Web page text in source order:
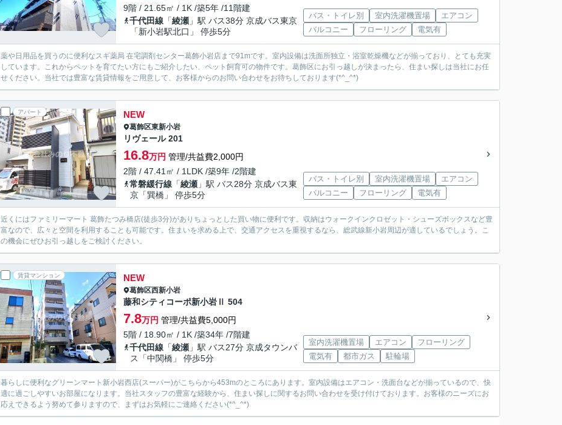
9階 / 21.65㎡ / 1K /築5年 /11階建
千代田線 「綾瀬 」駅 バス38分 京成バス東京
「新小岩駅北口」 停歩5分
バス・トイレ別 室内洗濯機置場
エアコン
バルコニー
フローリング 電気有
薬や日用品を買うのに便利なスギ薬局 在宅調剤センター葛飾小岩店まで91mです。室内設備は洗面所独立・浴室乾燥機などが揃っており、とても充実
しています。これからペットを育てたい方にもご紹介したい、ペット飼育可の物件です。葛飾区にお引っ越しが決まったら、住まい探しは当社にお任
せください。当社では豊富な賃貸情報をご用意して、お客様からのお問い合わせをお待ちしております(*^_^*)
アパート NEW
葛飾区東新小岩
リヴェール 201
16.8万円 管理/共益費2,000円
2階 / 47.41㎡ / 1LDK /築9年 /2階建
常磐緩行線 「綾瀬 」駅 バス28分 京成バス東
京「巽橋」 停歩5分
バス・トイレ別 室内洗濯機置場
エアコン
バルコニー
フローリング 電気有
近くにはファミリーマート 葛飾たつみ橋店(徒歩3分)がありちょっとした買い物に便利です。収納はウォークインクロゼット・シューズボックスなど豊
富なので、広々と空間を利用することも可能です。住まいを求める上で、交通アクセスを重視するなら、総武線新小岩周辺が適しているでしょう。こ
の機会にぜひお引っ越しをご検討ください。
賃貸マンション NEW
葛飾区西新小岩
藤和シティコーポ新小岩Ⅱ 504
7.8万円 管理/共益費5,000円
5階 / 18.90㎡ / 1K /築34年 /7階建
千代田線 「綾瀬 」駅 バス27分 京成タウンバ
ス「中関橋」 停歩5分
室内洗濯機置場 エアコン
フローリング
電気有
都市ガス 駐輪場
暮らしに便利なグリーンマート新小岩西店(スーパー)がこちらから453mのところにあります。室内設備はエアコン・洗面台などが揃っているので、快
適に過ごしやすいお部屋になります。当社スタッフの豊富な経験から、住まい探しに関するお問い合わせを受け付けております。お客様のニーズにお
応えできるよう努めて参りますので、まずはお気軽にご連絡ください(*^_^*)